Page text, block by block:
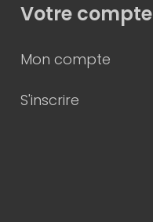
Votre compte
Mon compte
S'inscrire